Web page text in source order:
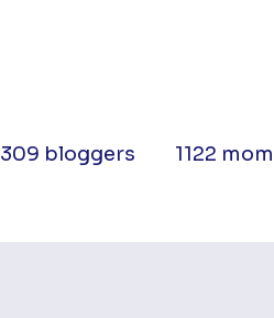
309 bloggers 1122